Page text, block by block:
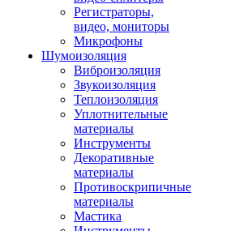
Регистраторы,
видео, мониторы
Микрофоны
Шумоизоляция
Виброизоляция
Звукоизоляция
Теплоизоляция
Уплотнительные
материалы
Инструменты
Декоративные
материалы
Противоскрипичные
материалы
Мастика